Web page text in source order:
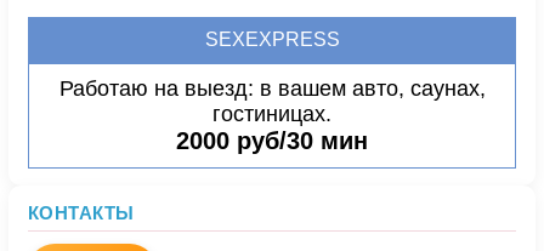
SEXEXPRESS
Работаю на выезд: в вашем авто, саунах,
гостиницах.
2000 руб/30 мин
КОНТАКТЫ